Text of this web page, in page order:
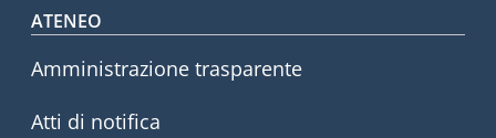
Footer menu
ATENEO
Amministrazione trasparente
Atti di notifica